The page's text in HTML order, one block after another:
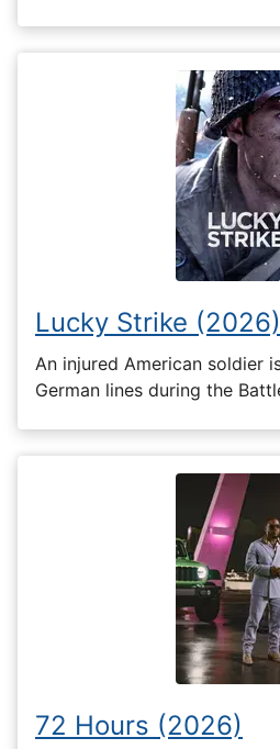
Lucky Strike (2026)
An injured American soldier
German lines during the
72 Hours (2026)